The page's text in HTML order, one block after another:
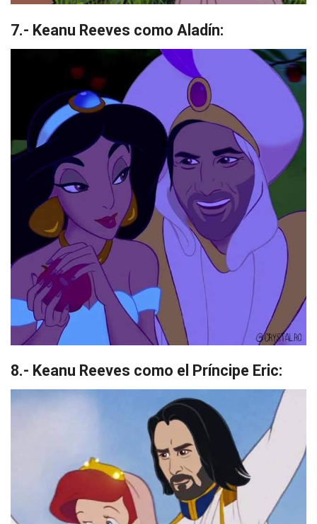
7.- Keanu Reeves como Aladín:
8.- Keanu Reeves como el Príncipe Eric: